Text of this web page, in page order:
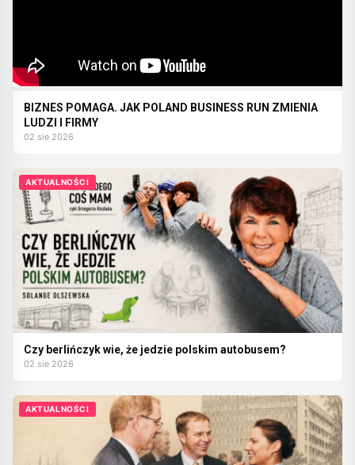
BIZNES POMAGA. JAK POLAND BUSINESS RUN ZMIENIA
LUDZI I FIRMY
02 sie 2026
AKTUALNOŚCI
Czy berlińczyk wie, że jedzie polskim autobusem?
02 sie 2026
AKTUALNOŚCI